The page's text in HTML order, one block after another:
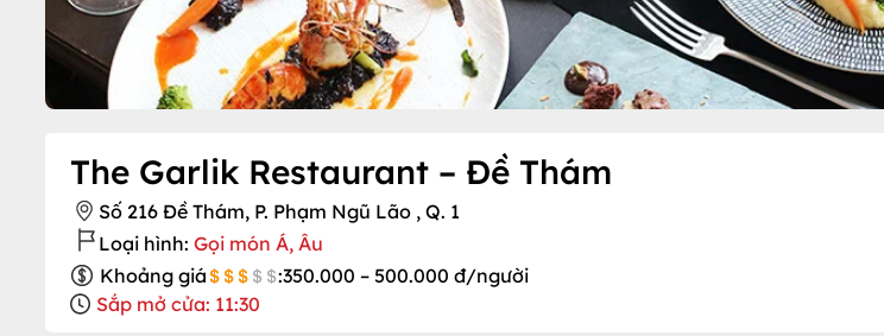
The Garlik Restaurant – Đề Thám
Số 216 Đề Thám, P. Phạm Ngũ Lão , Q. 1
Loại hình: Gọi món Á, Âu
Khoảng giá
:350.000 – 500.000 đ/người
Sắp mở cửa: 11:30